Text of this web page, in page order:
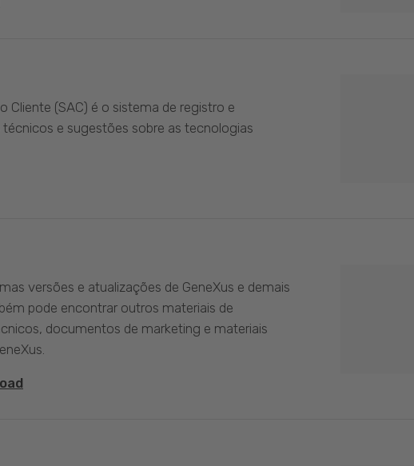
Cliente (SAC) é o sistema de registro e
e sugestões sobre as tecnologias
versões e atualizações de GeneXus e demais
pode encontrar outros materiais de
documentos de marketing e materiais